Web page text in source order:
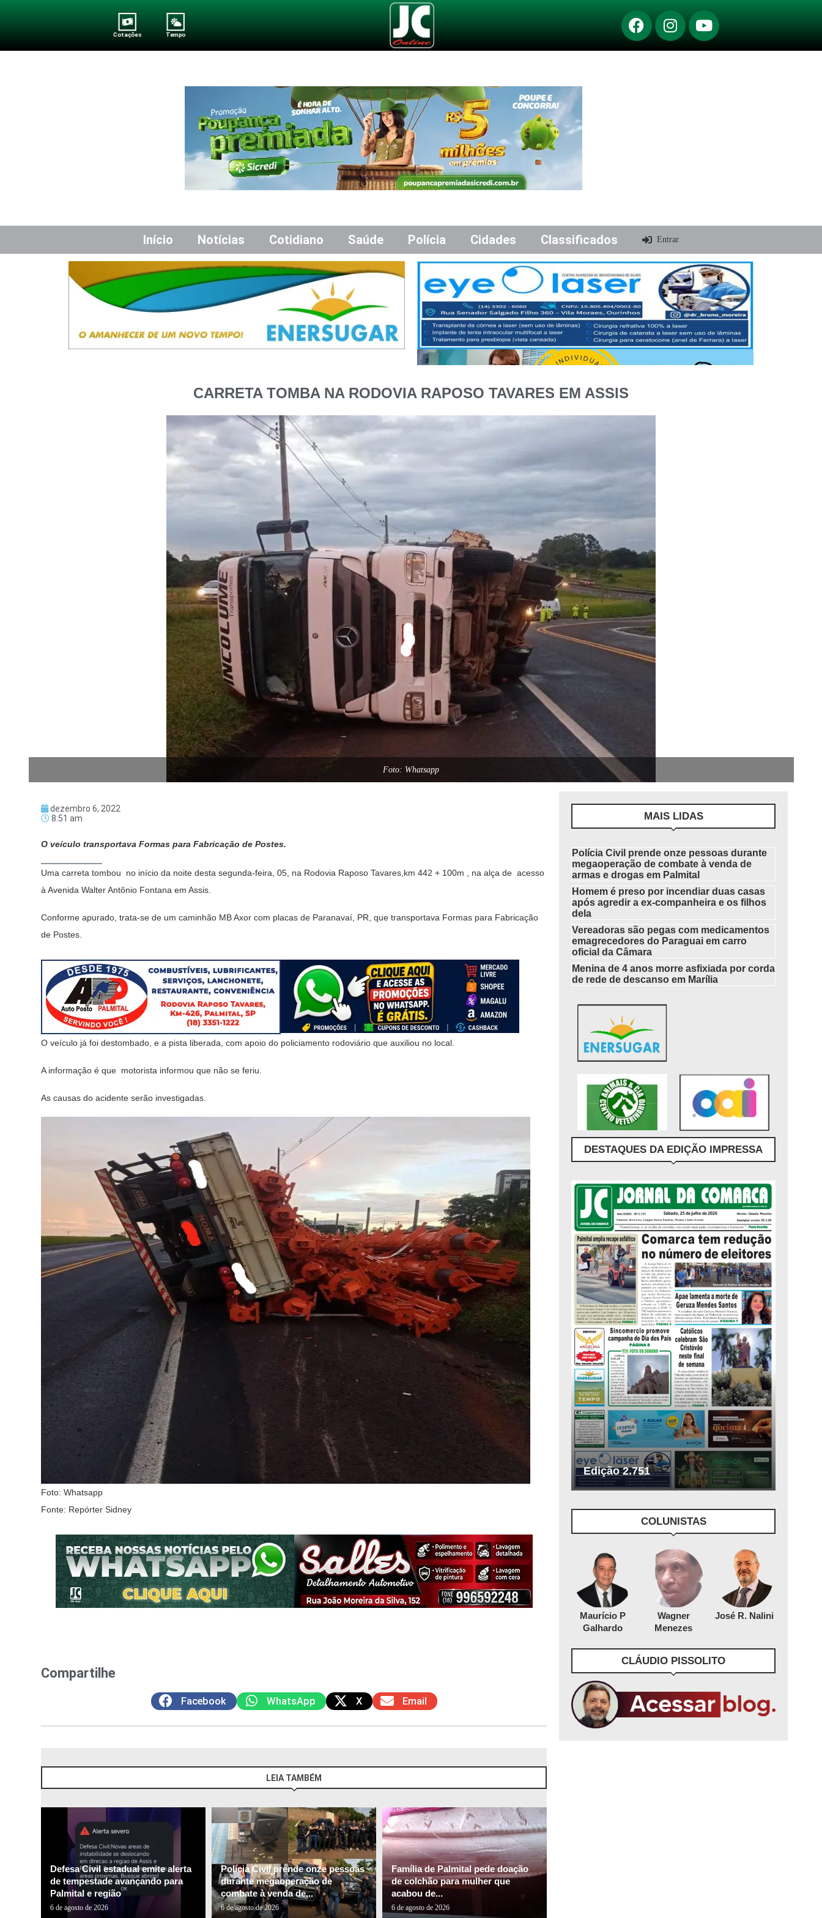
Cotações Tempo
Início Notícias Cotidiano Saúde Polícia Cidades Classificados Entrar
CARRETA TOMBA NA RODOVIA RAPOSO TAVARES EM ASSIS
Foto: Whatsapp
dezembro 6, 2022
8:51 am
O veículo transportava Formas para Fabricação de Postes.
Uma carreta tombou no início da noite desta segunda-feira, 05, na Rodovia Raposo Tavares,km 442 + 100m , na alça de acesso
à Avenida Walter Antônio Fontana em Assis.
Conforme apurado, trata-se de um caminhão MB Axor com placas de Paranavaí, PR, que transportava Formas para Fabricação
de Postes.
O veículo já foi destombado, e a pista liberada, com apoio do policiamento rodoviário que auxiliou no local.
A informação é que motorista informou que não se feriu.
As causas do acidente serão investigadas.
Foto: Whatsapp
Fonte: Repórter Sidney
Compartilhe
Facebook WhatsApp X Email
LEIA TAMBÉM
Defesa Civil estadual emite alerta
de tempestade avançando para
Palmital e região
6 de agosto de 2026
Polícia Civil prende onze pessoas
durante megaoperação de
combate à venda de...
6 de agosto de 2026
Família de Palmital pede doação
de colchão para mulher que
acabou de...
6 de agosto de 2026
MAIS LIDAS
Polícia Civil prende onze pessoas durante
megaoperação de combate à venda de
armas e drogas em Palmital
Homem é preso por incendiar duas casas
após agredir a ex-companheira e os filhos
dela
Vereadoras são pegas com medicamentos
emagrecedores do Paraguai em carro
oficial da Câmara
Menina de 4 anos morre asfixiada por corda
de rede de descanso em Marília
DESTAQUES DA EDIÇÃO IMPRESSA
Edição 2.751
COLUNISTAS
Maurício P
Galhardo
Wagner
Menezes
José R. Nalini
CLÁUDIO PISSOLITO